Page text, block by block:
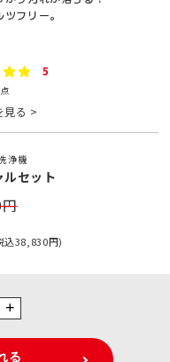
フリー。
5
見る >
浄機
セット
込38,830円)
+